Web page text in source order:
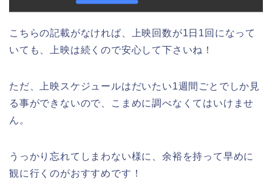
こちらの記載がなければ、上映回数が1日1回になって
いても、上映は続くので安心して下さいね！
ただ、上映スケジュールはだいたい1週間ごとでしか見
る事ができないので、こまめに調べなくてはいけませ
ん。
うっかり忘れてしまわない様に、余裕を持って早めに
観に行くのがおすすめです！